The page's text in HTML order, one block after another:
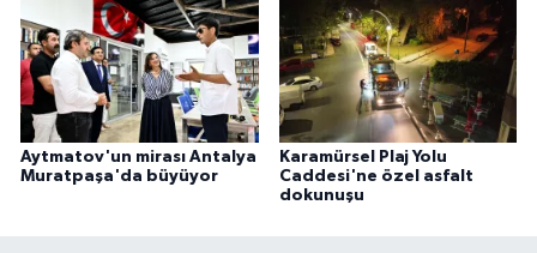
Aytmatov'un mirası Antalya
Muratpaşa'da büyüyor
Karamürsel Plaj Yolu
Caddesi'ne özel asfalt
dokunuşu